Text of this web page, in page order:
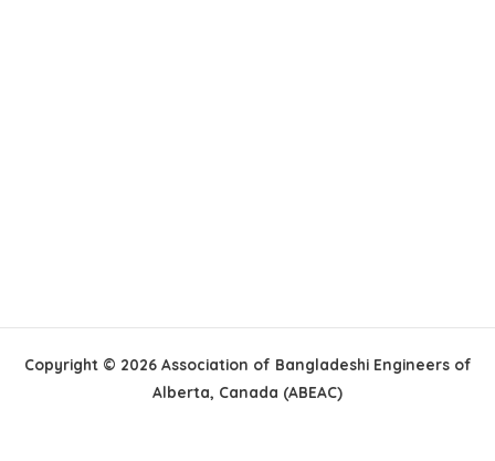
Copyright © 2026 Association of Bangladeshi Engineers of
Alberta, Canada (ABEAC)